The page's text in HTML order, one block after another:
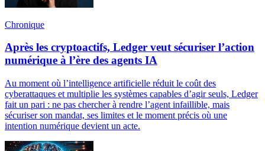
Chronique
Après les cryptoactifs, Ledger veut sécuriser l’action
numérique à l’ère des agents IA
Au moment où l’intelligence artificielle réduit le coût des
cyberattaques et multiplie les systèmes capables d’agir seuls, Ledger
fait un pari : ne pas chercher à rendre l’agent infaillible, mais
sécuriser son mandat, ses limites et le moment précis où une
intention numérique devient un acte.